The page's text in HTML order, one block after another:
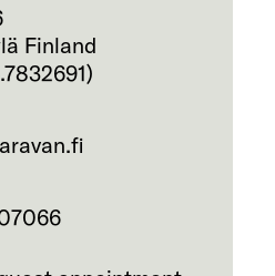
Finland
)